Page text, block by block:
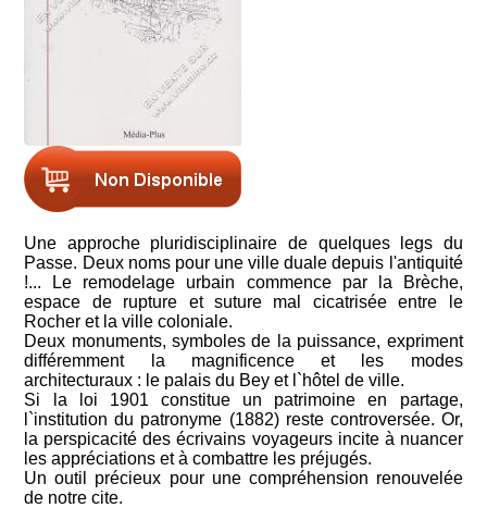
Une approche pluridisciplinaire de quelques legs du
Passe. Deux noms pour une ville duale depuis l'antiquité
!... Le remodelage urbain commence par la Brèche,
espace de rupture et suture mal cicatrisée entre le
Rocher et la ville coloniale.
Deux monuments, symboles de la puissance, expriment
différemment la magnificence et les modes
architecturaux : le palais du Bey et l`hôtel de ville.
Si la loi 1901 constitue un patrimoine en partage,
l`institution du patronyme (1882) reste controversée. Or,
la perspicacité des écrivains voyageurs incite à nuancer
les appréciations et à combattre les préjugés.
Un outil précieux pour une compréhension renouvelée
de notre cite.